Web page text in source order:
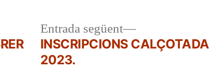
Entrada següent
Entrada
següent:
INSCRIPCIONS CALÇOTADA
2023.